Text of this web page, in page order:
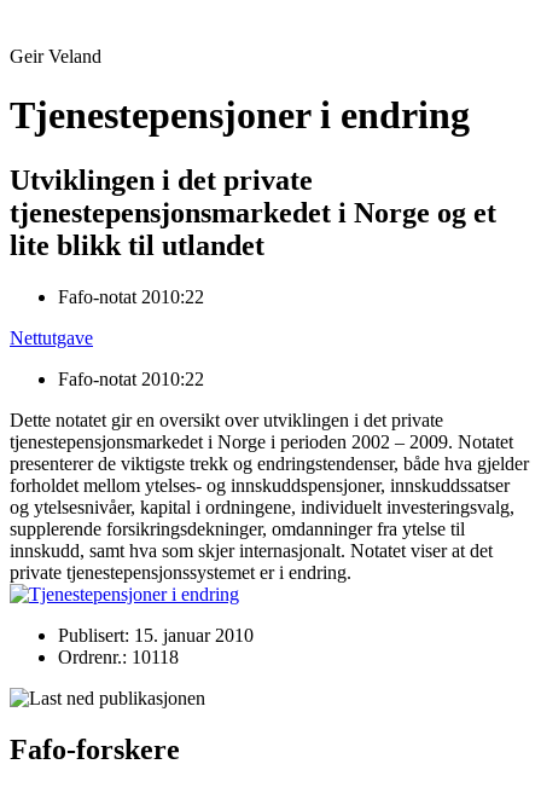
Geir Veland
Tjenestepensjoner i endring
Utviklingen i det private
tjenestepensjonsmarkedet i Norge og et
lite blikk til utlandet
Fafo-notat 2010:22
Nettutgave
Fafo-notat 2010:22
Dette notatet gir en oversikt over utviklingen i det private
tjenestepensjonsmarkedet i Norge i perioden 2002 – 2009. Notatet
presenterer de viktigste trekk og endringstendenser, både hva gjelder
forholdet mellom ytelses- og innskuddspensjoner, innskuddssatser
og ytelsesnivåer, kapital i ordningene, individuelt investeringsvalg,
supplerende forsikringsdekninger, omdanninger fra ytelse til
innskudd, samt hva som skjer internasjonalt. Notatet viser at det
private tjenestepensjonssystemet er i endring.
Publisert: 15. januar 2010
Ordrenr.: 10118
Fafo-forskere